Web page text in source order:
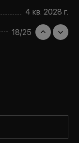
4 кв. 2028 г.
18/25